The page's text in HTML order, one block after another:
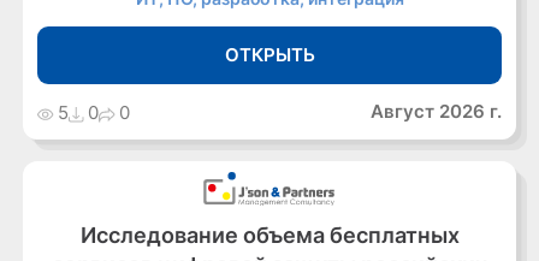
ОТКРЫТЬ
5 0 0 Август 2026 г.
Исследование объема бесплатных